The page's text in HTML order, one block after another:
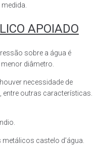
APOIADO
sobre a água é
diâmetro.
necessidade de
outras características.
castelo d’água.